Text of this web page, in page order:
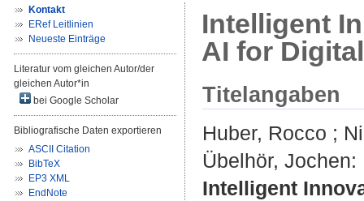
Kontakt
ERef Leitlinien
Neueste Einträge
Literatur vom gleichen Autor/der
gleichen Autor*in
bei Google Scholar
Bibliografische Daten exportieren
ASCII Citation
BibTeX
EP3 XML
EndNote
Intelligent
AI for
Titelangaben
Huber, Rocco ;
Übelhör, Jochen:
Intelligent